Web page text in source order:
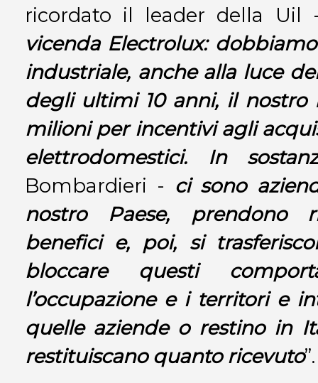
ricordato il leader della
vicenda Electrolux:
industriale, anche alla luce
degli ultimi 10 anni, il nostro
milioni per incentivi agli
elettrodomestici. In
Bombardieri - ci sono
nostro Paese, prendono
benefici e, poi, si
bloccare questi
l’occupazione e i territori e
quelle aziende o restino in
restituiscano quanto ricevuto”.